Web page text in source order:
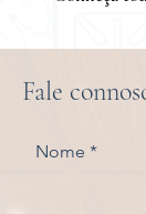
Fale
Nome